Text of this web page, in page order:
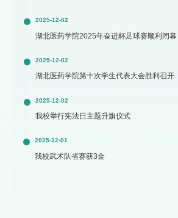
2025-12-02
湖北医药学院2025年奋进杯足球赛顺利闭幕
2025-12-02
湖北医药学院第十次学生代表大会胜利召开
2025-12-02
我校举行宪法日主题升旗仪式
2025-12-01
我校武术队省赛获3金